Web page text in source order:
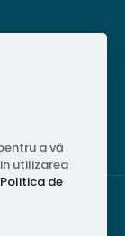
a vă
utilizarea
Politica de